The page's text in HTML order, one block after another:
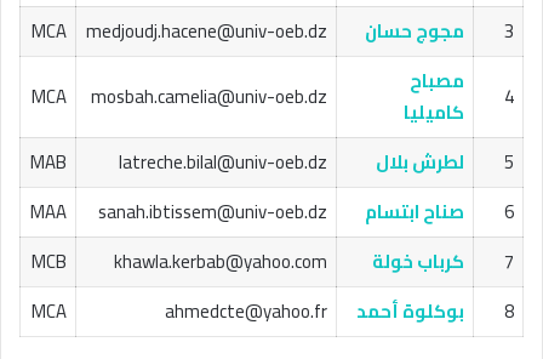
3
مجوج حسان medjoudj.hacene@univ-oeb.dz
MCA
4
مصباح
كاميليا
mosbah.camelia@univ-oeb.dz
MCA
5
لطرش بلال latreche.bilal@univ-oeb.dz
MAB
6
صناح ابتسام sanah.ibtissem@univ-oeb.dz
MAA
7
كرباب خولة khawla.kerbab@yahoo.com
MCB
8
بوكلوة أحمد ahmedcte@yahoo.fr
MCA